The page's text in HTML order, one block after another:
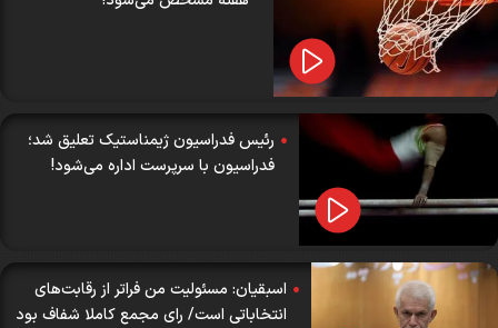
رئیس فدراسیون ژیمناستیک تعلیق شد؛
فدراسیون با سرپرست اداره می‌شود!
اسبقیان: مسئولیت من فراتر از رقابت‌های
انتخاباتی است/ رای مجمع کاملا شفاف بود